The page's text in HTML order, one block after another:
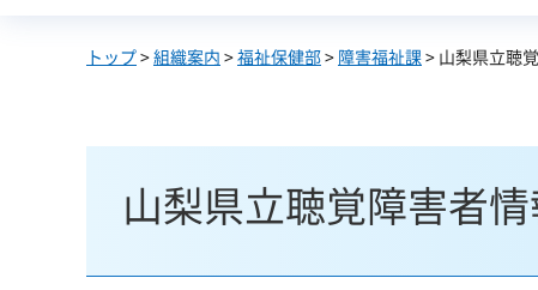
トップ>組織案内 >福祉保健部> 障害福祉課> 山梨県立聴
山梨県立聴覚障害者